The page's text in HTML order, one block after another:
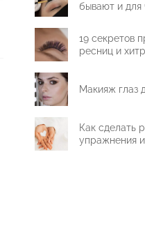
бывают и для
19 секретов
ресниц и
Макияж глаз
Как сделать
упражнения